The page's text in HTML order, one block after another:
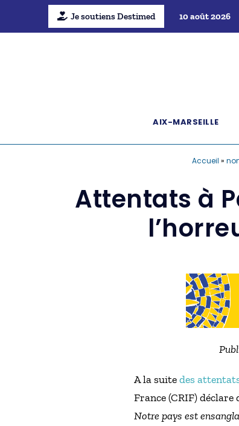
Je soutiens Destimed 10 août 2026
AIX-MARSEILLE
Accueil »
Attentats à
A la suitedes
France (CRIF)
Notre pays est